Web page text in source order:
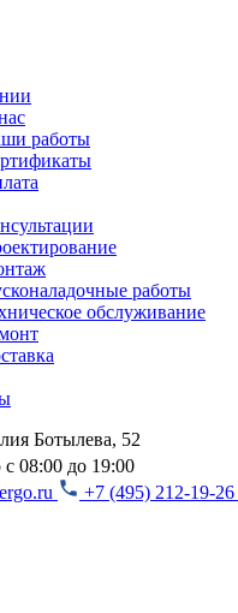
работы
работы
обслуживание
Ботылева, 52
08:00 до 19:00
+7 (495) 212-19-26